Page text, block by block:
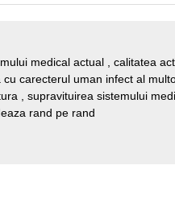
medical actual , calitatea
carecterul uman infect al
, supravituirea sistemului
rand pe rand